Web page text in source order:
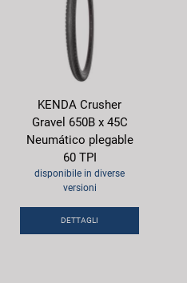
KENDA Crusher
Gravel 650B x 45C
Neumático plegable
60 TPI
disponibile in diverse
versioni
DETTAGLI